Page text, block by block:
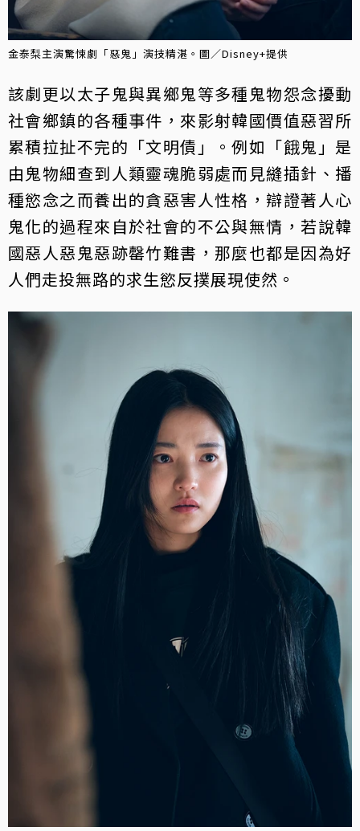
金泰梨主演驚悚劇「惡鬼」演技精湛。圖／Disney+提供
該劇更以太子鬼與異鄉鬼等多種鬼物怨念擾動
社會鄉鎮的各種事件，來影射韓國價值惡習所
累積拉扯不完的「文明債」。例如「餓鬼」是
由鬼物細查到人類靈魂脆弱處而見縫插針、播
種慾念之而養出的貪惡害人性格，辯證著人心
鬼化的過程來自於社會的不公與無情，若說韓
國惡人惡鬼惡跡罄竹難書，那麼也都是因為好
人們走投無路的求生慾反撲展現使然。